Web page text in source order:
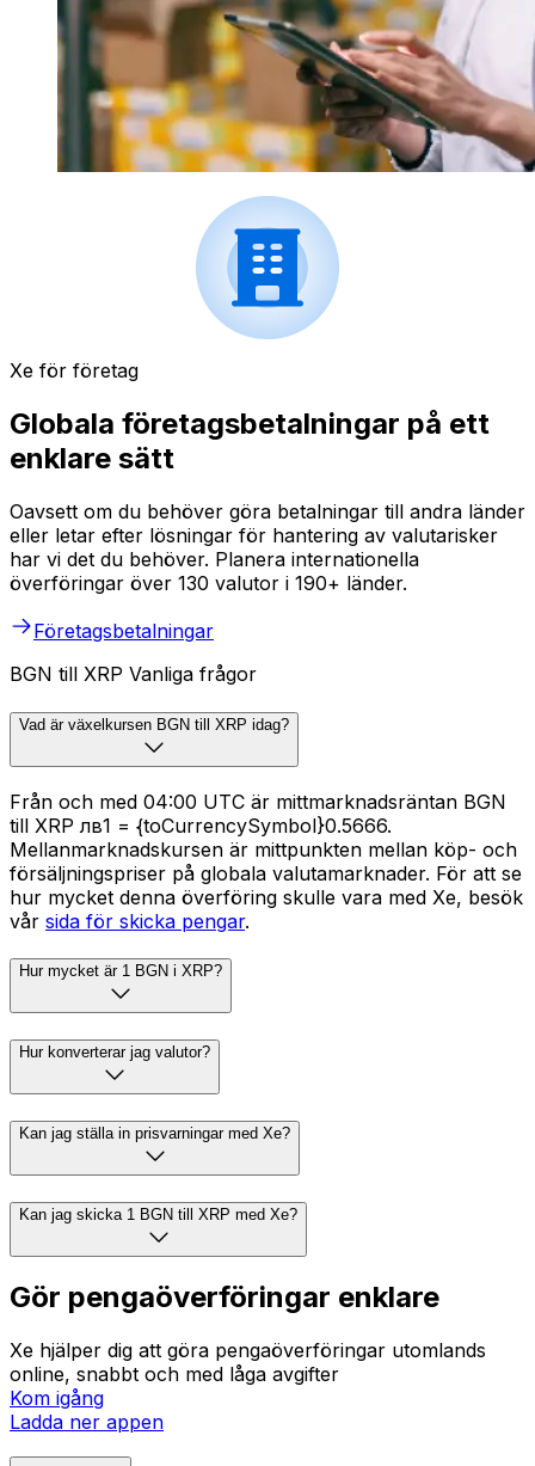
Xe för företag
Globala företagsbetalningar på ett
enklare sätt
Oavsett om du behöver göra betalningar till andra länder
eller letar efter lösningar för hantering av valutarisker
har vi det du behöver. Planera internationella
överföringar över 130 valutor i 190+ länder.
Företagsbetalningar
BGN till XRP Vanliga frågor
Vad är växelkursen BGN till XRP idag?
Från och med 04:00 UTC är mittmarknadsräntan BGN
till XRP лв1 = {toCurrencySymbol}0.5666.
Mellanmarknadskursen är mittpunkten mellan köp- och
försäljningspriser på globala valutamarknader. För att se
hur mycket denna överföring skulle vara med Xe, besök
vår sida för skicka pengar.
Hur mycket är 1 BGN i XRP?
Hur konverterar jag valutor?
Kan jag ställa in prisvarningar med Xe?
Kan jag skicka 1 BGN till XRP med Xe?
Gör pengaöverföringar enklare
Xe hjälper dig att göra pengaöverföringar utomlands
online, snabbt och med låga avgifter
Kom igång
Ladda ner appen